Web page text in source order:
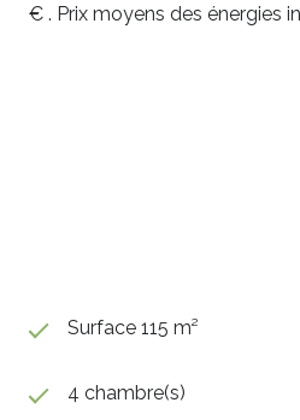
€ . Prix moyens des énergies
Surface 115 m²
4 chambre(s)